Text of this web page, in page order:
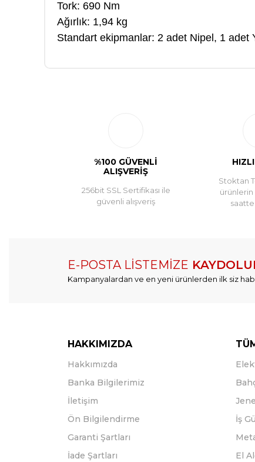
Tork: 690 Nm
Ağırlık: 1,94 kg
Standart ekipmanlar: 2 adet Nipel, 1 adet
%100 GÜVENLİ
ALIŞVERİŞ
256bit SSL Sertifikası ile
güvenli alışveriş
Stoktan
ürünlerin
E-POSTA LİSTEMİZE
Kampanyalardan ve en yeni ürünlerden ilk siz
HAKKIMIZDA
Hakkımızda
Banka Bilgilerimiz
İletişim
Ön Bilgilendirme
Garanti Şartları
İade Şartları
İş
El